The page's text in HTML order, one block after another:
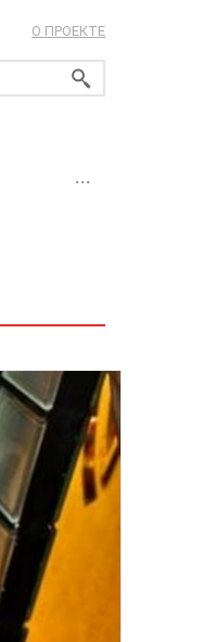
О ПРОЕКТЕ
...